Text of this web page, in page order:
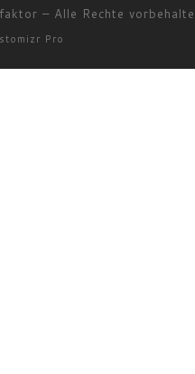
– Alle Rechte
Pro